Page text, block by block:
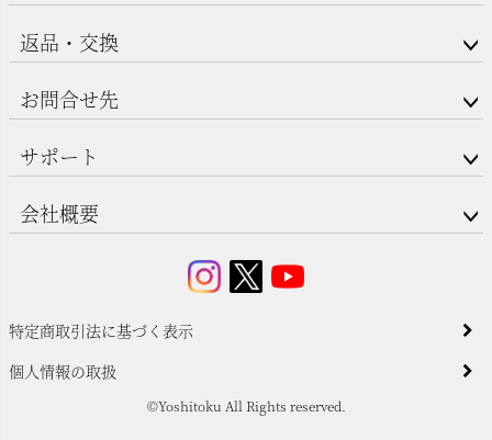
返品・交換
お問合せ先
サポート
会社概要
特定商取引法に基づく表示
個人情報の取扱
©Yoshitoku All Rights reserved.